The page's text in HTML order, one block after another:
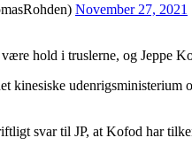
November 27, 2021
hold i truslerne, og Jeppe
kinesiske
svar til JP, at Kofod har